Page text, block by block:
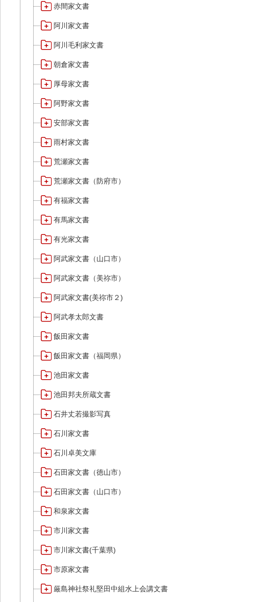
赤間家文書
阿川家文書
阿川毛利家文書
朝倉家文書
厚母家文書
阿野家文書
安部家文書
雨村家文書
荒瀬家文書
荒瀬家文書（防府市）
有福家文書
有馬家文書
有光家文書
阿武家文書（山口市）
阿武家文書（美祢市）
阿武家文書(美祢市２)
阿武孝太郎文書
飯田家文書
飯田家文書（福岡県）
池田家文書
池田邦夫所蔵文書
石井丈若撮影写真
石川家文書
石川卓美文庫
石田家文書（徳山市）
石田家文書（山口市）
和泉家文書
市川家文書
市川家文書(千葉県)
市原家文書
厳島神社祭礼堅田中組水上会講文書